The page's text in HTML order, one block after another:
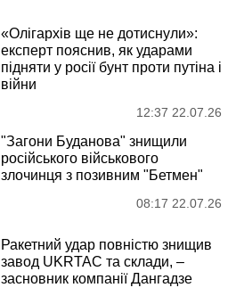
«Олігархів ще не дотиснули»:
експерт пояснив, як ударами
підняти у росії бунт проти путіна і
війни
12:37 22.07.26
"Загони Буданова" знищили
російського військового
злочинця з позивним "Бетмен"
08:17 22.07.26
Ракетний удар повністю знищив
завод UKRTAC та склади, –
засновник компанії Дангадзе